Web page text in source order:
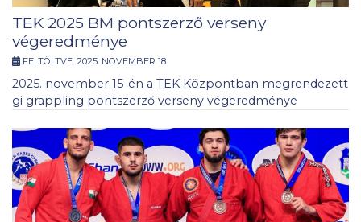
TEK 2025 BM pontszerző verseny
végeredménye
FELTÖLTVE: 2025. NOVEMBER 18.
2025. november 15-én a TEK Központban megrendezett
gi grappling pontszerző verseny végeredménye